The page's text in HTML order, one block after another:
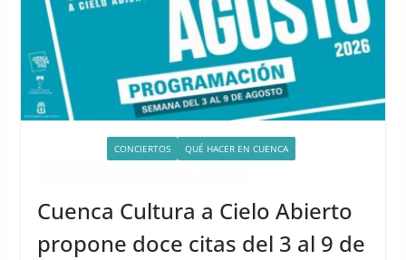
CONCIERTOS
QUÉ HACER EN CUENCA
Cuenca Cultura a Cielo Abierto
propone doce citas del 3 al 9 de